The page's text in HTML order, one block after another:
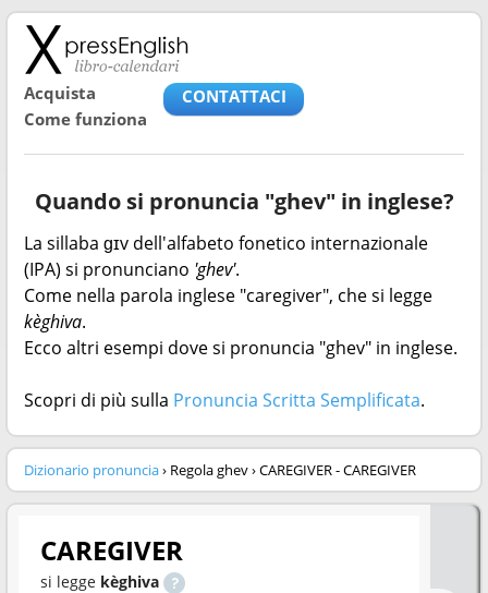
Acquista
Come funziona
CONTATTACI
Quando si pronuncia "ghev" in inglese?
La sillaba ɡɪv dell'alfabeto fonetico internazionale
(IPA) si pronunciano 'ghev'.
Come nella parola inglese "caregiver", che si legge
kèghiva.
Ecco altri esempi dove si pronuncia "ghev" in inglese.
Scopri di più sulla Pronuncia Scritta Semplificata.
Dizionario pronuncia› Regola ghev › CAREGIVER - CAREGIVER
CAREGIVER
si legge kèghiva